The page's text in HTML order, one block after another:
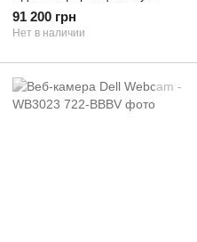
Grandstream GVC3220
91 200 грн
Нет в наличии